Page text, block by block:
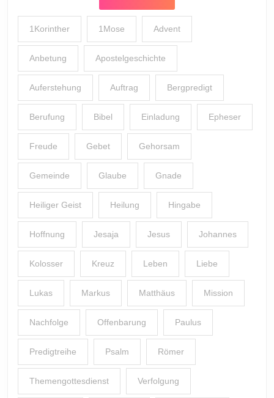
1Korinther 1Mose Advent
Anbetung Apostelgeschichte
Auferstehung Auftrag Bergpredigt
Berufung Bibel Einladung Epheser
Freude Gebet Gehorsam
Gemeinde Glaube Gnade
Heiliger Geist Heilung Hingabe
Hoffnung Jesaja Jesus Johannes
Kolosser Kreuz Leben Liebe
Lukas Markus Matthäus Mission
Nachfolge Offenbarung Paulus
Predigtreihe Psalm Römer
Themengottesdienst Verfolgung